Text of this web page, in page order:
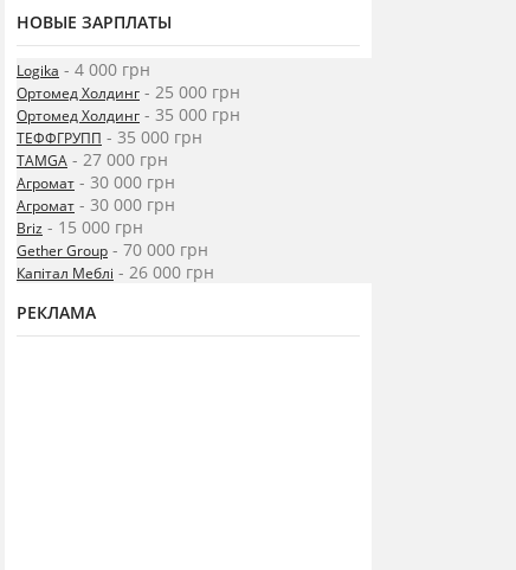
НОВЫЕ ЗАРПЛАТЫ
Logika - 4 000 грн
Ортомед Холдинг - 25 000 грн
Ортомед Холдинг - 35 000 грн
ТЕФФГРУПП - 35 000 грн
TAMGA - 27 000 грн
Агромат - 30 000 грн
Агромат - 30 000 грн
Briz - 15 000 грн
Gether Group - 70 000 грн
Капітал Меблі - 26 000 грн
РЕКЛАМА